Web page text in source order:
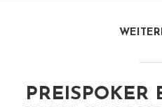
PREISPOKER